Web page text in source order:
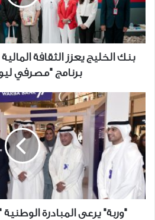
لدى
النشء
من
خلال
برنامج
ليوم
واحد"
بنك الخليج يعزز الثقافة
برنامج "مصرفي
"وربة"
يرعى
المبادرة
الوطنية
"المحافظة
في
قلب
العاصمة"
بالتعاون
"وربة" يرعى المبادرة